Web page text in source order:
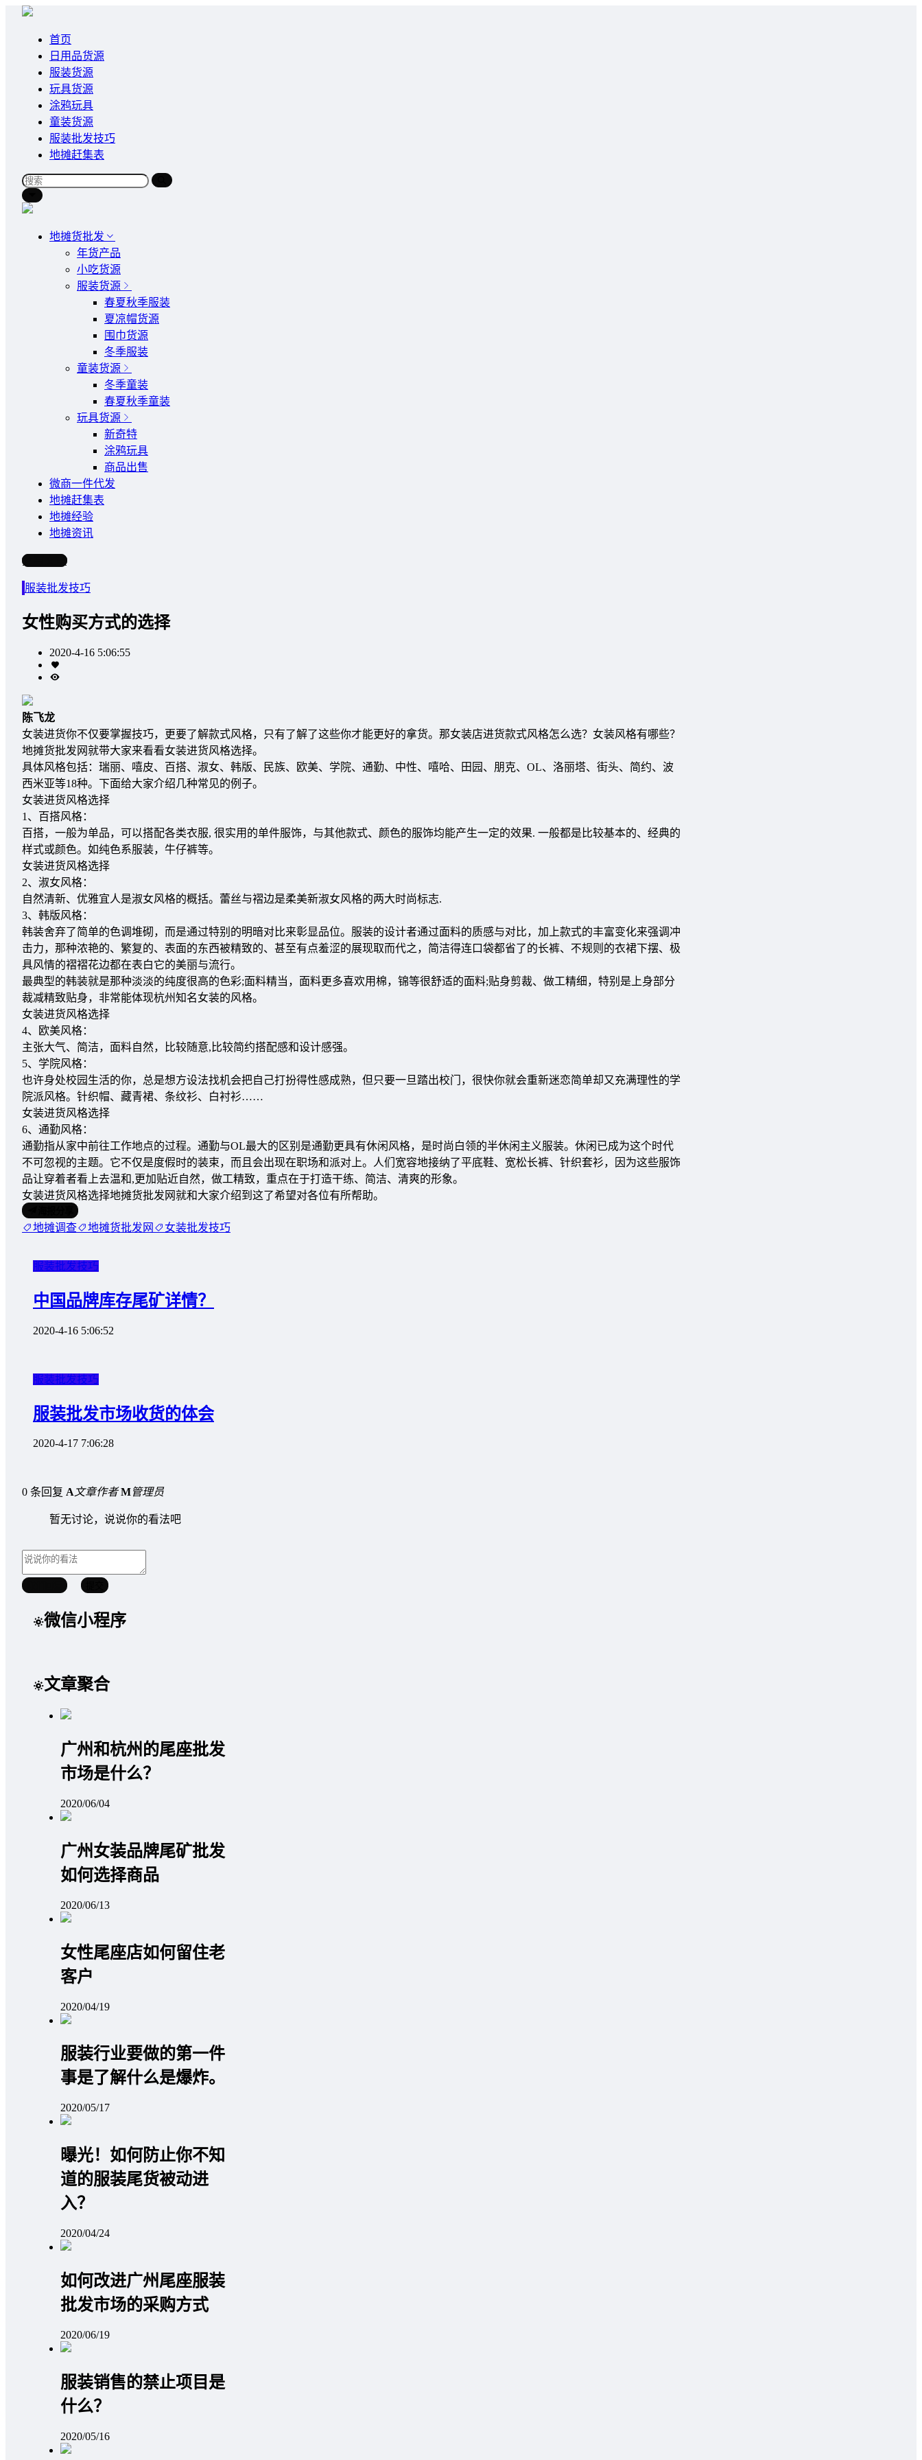
首页
日用品货源
服装货源
玩具货源
涂鸦玩具
童装货源
服装批发技巧
地摊赶集表
地摊货批发
年货产品
小吃货源
服装货源
春夏秋季服装
夏凉帽货源
围巾货源
冬季服装
童装货源
冬季童装
春夏秋季童装
玩具货源
新奇特
涂鸦玩具
商品出售
微商一件代发
地摊赶集表
地摊经验
地摊资讯
写文章
服装批发技巧
女性购买方式的选择
2020-4-16 5:06:55
陈飞龙
女装进货你不仅要掌握技巧，更要了解款式风格，只有了解了这些你才能更好的拿货。那女装店进货款式风格怎么选？女装风格有哪些？
地摊货批发网就带大家来看看女装进货风格选择。
具体风格包括：瑞丽、嘻皮、百搭、淑女、韩版、民族、欧美、学院、通勤、中性、嘻哈、田园、朋克、OL、洛丽塔、街头、简约、波
西米亚等18种。下面给大家介绍几种常见的例子。
女装进货风格选择
1、百搭风格：
百搭，一般为单品，可以搭配各类衣服, 很实用的单件服饰，与其他款式、颜色的服饰均能产生一定的效果. 一般都是比较基本的、经典的
样式或颜色。如纯色系服装，牛仔裤等。
女装进货风格选择
2、淑女风格：
自然清新、优雅宜人是淑女风格的概括。蕾丝与褶边是柔美新淑女风格的两大时尚标志.
3、韩版风格：
韩装舍弃了简单的色调堆砌，而是通过特别的明暗对比来彰显品位。服装的设计者通过面料的质感与对比，加上款式的丰富变化来强调冲
击力，那种浓艳的、繁复的、表面的东西被精致的、甚至有点羞涩的展现取而代之，简洁得连口袋都省了的长裤、不规则的衣裙下摆、极
具风情的褶褶花边都在表白它的美丽与流行。
最典型的韩装就是那种淡淡的纯度很高的色彩;面料精当，面料更多喜欢用棉，锦等很舒适的面料;贴身剪裁、做工精细，特别是上身部分
裁减精致贴身，非常能体现杭州知名女装的风格。
女装进货风格选择
4、欧美风格：
主张大气、简洁，面料自然，比较随意,比较简约搭配感和设计感强。
5、学院风格：
也许身处校园生活的你，总是想方设法找机会把自己打扮得性感成熟，但只要一旦踏出校门，很快你就会重新迷恋简单却又充满理性的学
院派风格。针织帽、藏青裙、条纹衫、白衬衫……
女装进货风格选择
6、通勤风格：
通勤指从家中前往工作地点的过程。通勤与OL最大的区别是通勤更具有休闲风格，是时尚白领的半休闲主义服装。休闲已成为这个时代
不可忽视的主题。它不仅是度假时的装束，而且会出现在职场和派对上。人们宽容地接纳了平底鞋、宽松长裤、针织套衫，因为这些服饰
品让穿着者看上去温和,更加贴近自然，做工精致，重点在于打造干练、简洁、清爽的形象。
女装进货风格选择地摊货批发网就和大家介绍到这了希望对各位有所帮助。
地摊调查 地摊货批发网 女装批发技巧
服装批发技巧
中国品牌库存尾矿详情？
2020-4-16 5:06:52
服装批发技巧
服装批发市场收货的体会
2020-4-17 7:06:28
0 条回复 A文章作者 M管理员
暂无讨论，说说你的看法吧
微信小程序
文章聚合
广州和杭州的尾座批发
市场是什么？
2020/06/04
广州女装品牌尾矿批发
如何选择商品
2020/06/13
女性尾座店如何留住老
客户
2020/04/19
服装行业要做的第一件
事是了解什么是爆炸。
2020/05/17
曝光！如何防止你不知
道的服装尾货被动进
入？
2020/04/24
如何改进广州尾座服装
批发市场的采购方式
2020/06/19
服装销售的禁止项目是
什么？
2020/05/16